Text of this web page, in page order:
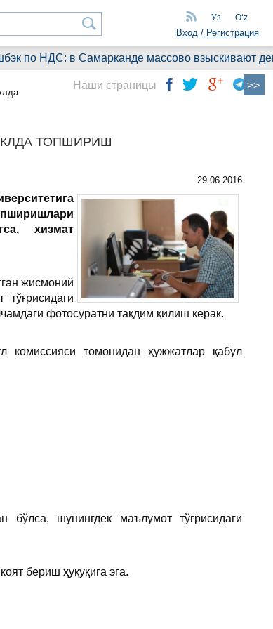
Ўз Oʻz
Вход / Регистрация
по НДС: в Самарканде массово взыскивают
ТОПШИРИШ
29.06.2016
хизмат
жисмоний
фотосуратни тақдим қилиш керак.
комиссияси томонидан ҳужжатлар қабул
бўлса, шунингдек маълумот тўғрисидаги
бериш ҳуқуқига эга.
Наши страницы